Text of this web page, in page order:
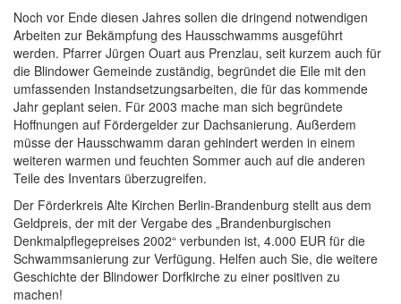
Noch vor Ende diesen Jahres sollen die dringend notwendigen
Arbeiten zur Bekämpfung des Hausschwamms ausgeführt
werden. Pfarrer Jürgen Ouart aus Prenzlau, seit kurzem auch für
die Blindower Gemeinde zuständig, begründet die Eile mit den
umfassenden Instandsetzungsarbeiten, die für das kommende
Jahr geplant seien. Für 2003 mache man sich begründete
Hoffnungen auf Fördergelder zur Dachsanierung. Außerdem
müsse der Hausschwamm daran gehindert werden in einem
weiteren warmen und feuchten Sommer auch auf die anderen
Teile des Inventars überzugreifen.
Der Förderkreis Alte Kirchen Berlin-Brandenburg stellt aus dem
Geldpreis, der mit der Vergabe des „Brandenburgischen
Denkmalpflegepreises 2002“ verbunden ist, 4.000 EUR für die
Schwammsanierung zur Verfügung. Helfen auch Sie, die weitere
Geschichte der Blindower Dorfkirche zu einer positiven zu
machen!